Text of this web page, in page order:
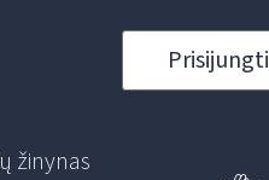
Prisijungti
žinynas